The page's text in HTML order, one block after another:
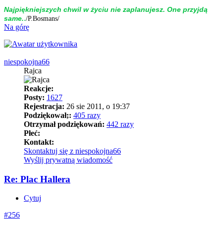
Naj­piękniej­szych chwil w życiu nie zap­la­nujesz. One przyjdą
same../P.Bosmans/
Na górę
niespokojna66
Rajca
Reakcje:
Posty: 1627
Rejestracja: 26 sie 2011, o 19:37
Podziękował;: 405 razy
Otrzymał podziękowań: 442 razy
Płeć:
Kontakt:
Skontaktuj się z niespokojna66
Wyślij prywatną wiadomość
Re: Plac Hallera
Cytuj
#256